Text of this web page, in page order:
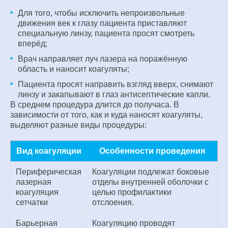
Для того, чтобы исключить непроизвольные
движения век к глазу пациента приставляют
специальную линзу, пациента просят смотреть
вперёд;
Врач направляет луч лазера на поражённую
область и наносит коагуляты;
Пациента просят направить взгляд вверх, снимают
линзу и закапывают в глаз антисептические капли.
В среднем процедура длится до получаса. В
зависимости от того, как и куда наносят коагуляты,
выделяют разные виды процедуры:
Вид коагуляции Особенности проведения
Периферическая
лазерная
коагуляция
сетчатки
Коагуляции подлежат боковые
отделы внутренней оболочки с
целью профилактики
отслоения.
Барьерная
Коагуляцию проводят